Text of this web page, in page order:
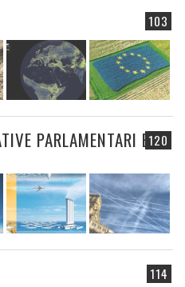
103
120
PARLAMENTARI E
114